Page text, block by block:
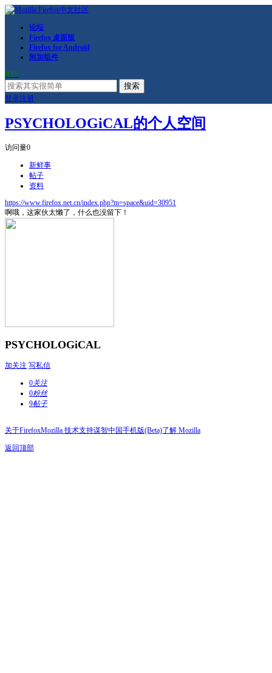
论坛
Firefox 桌面版
Firefox for Android
附加组件
RSS
搜索
登录注册
PSYCHOLOGiCAL的个人空间
访问量0
新鲜事
帖子
资料
https://www.firefox.net.cn/index.php?m=space&uid=30951
啊哦，这家伙太懒了，什么也没留下！
PSYCHOLOGiCAL
加关注 写私信
0关注
0粉丝
9帖子
关于FirefoxMozilla 技术支持谋智中国手机版(Beta)了解 Mozilla
返回顶部